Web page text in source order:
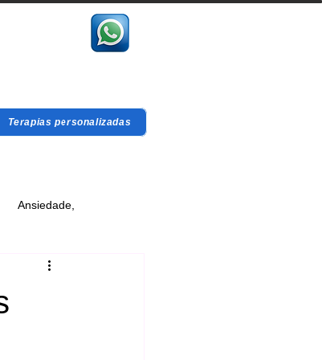
Terapias personalizadas
Ansiedade,